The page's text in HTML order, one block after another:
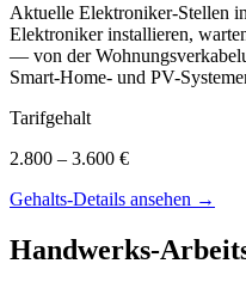
Aktuelle Elektroniker-Stellen in
Elektroniker installieren,
— von der
Smart-Home- und PV-
Tarifgehalt
2.800 – 3.600 €
Gehalts-Details ansehen →
Handwerks-